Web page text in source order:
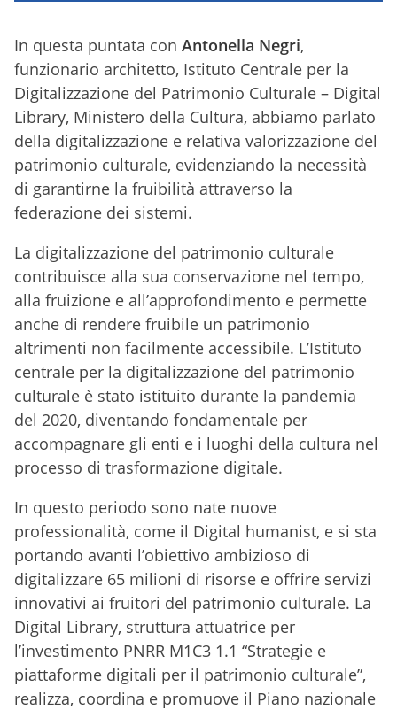
In questa puntata con Antonella Negri,
funzionario architetto, Istituto Centrale per la
Digitalizzazione del Patrimonio Culturale – Digital
Library, Ministero della Cultura, abbiamo parlato
della digitalizzazione e relativa valorizzazione del
patrimonio culturale, evidenziando la necessità
di garantirne la fruibilità attraverso la
federazione dei sistemi.
La digitalizzazione del patrimonio culturale
contribuisce alla sua conservazione nel tempo,
alla fruizione e all’approfondimento e permette
anche di rendere fruibile un patrimonio
altrimenti non facilmente accessibile. L’Istituto
centrale per la digitalizzazione del patrimonio
culturale è stato istituito durante la pandemia
del 2020, diventando fondamentale per
accompagnare gli enti e i luoghi della cultura nel
processo di trasformazione digitale.
In questo periodo sono nate nuove
professionalità, come il Digital humanist, e si sta
portando avanti l’obiettivo ambizioso di
digitalizzare 65 milioni di risorse e offrire servizi
innovativi ai fruitori del patrimonio culturale. La
Digital Library, struttura attuatrice per
l’investimento PNRR M1C3 1.1 “Strategie e
piattaforme digitali per il patrimonio culturale”,
realizza, coordina e promuove il Piano nazionale